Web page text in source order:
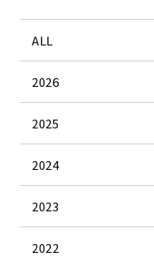
ALL
2026
2025
2024
2023
2022